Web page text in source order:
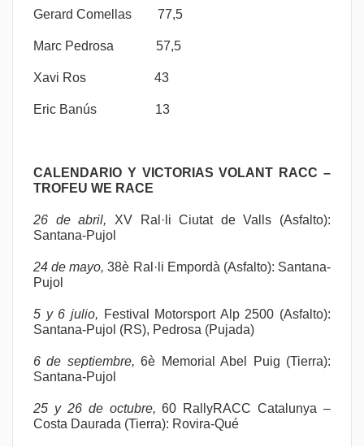
Gerard Comellas 77,5
Marc Pedrosa 57,5
Xavi Ros 43
Eric Banús 13
CALENDARIO Y VICTORIAS VOLANT RACC –
TROFEU WE RACE
26 de abril, XV Ral·li Ciutat de Valls (Asfalto):
Santana-Pujol
24 de mayo,38è Ral·li Empordà (Asfalto): Santana-
Pujol
5 y 6 julio, Festival Motorsport Alp 2500 (Asfalto):
Santana-Pujol (RS), Pedrosa (Pujada)
6 de septiembre,6è Memorial Abel Puig (Tierra):
Santana-Pujol
25 y 26 de octubre, 60 RallyRACC Catalunya –
Costa Daurada (Tierra): Rovira-Qué